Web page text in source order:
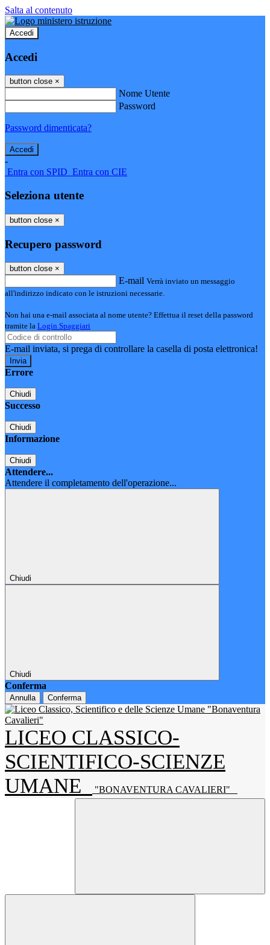
Salta al contenuto
Accedi
Accedi
button close ×
Nome Utente
Password
Password dimenticata?
-
Entra con SPID Entra con CIE
Seleziona utente
button close ×
Recupero password
button close ×
E-mail Verrà inviato un messaggio
all'indirizzo indicato con le istruzioni necessarie.
Non hai una e-mail associata al nome utente? Effettua il reset della password
tramite la Login Spaggiari
E-mail inviata, si prega di controllare la casella di posta elettronica!
Errore
Chiudi
Successo
Chiudi
Informazione
Chiudi
Attendere...
Attendere il completamento dell'operazione...
Chiudi
Chiudi
Conferma
Annulla Conferma
LICEO CLASSICO-
SCIENTIFICO-SCIENZE
UMANE
"BONAVENTURA CAVALIERI"